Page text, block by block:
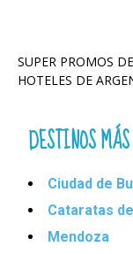
SUPER PROMOS DE
HOTELES DE
DESTINOS
Ciudad de
Cataratas
Mendoza